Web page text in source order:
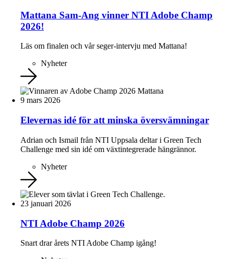
Mattana Sam-Ang vinner NTI Adobe Champ
2026!
Läs om finalen och vår seger-intervju med Mattana!
Nyheter
9 mars 2026
Elevernas idé för att minska översvämningar
Adrian och Ismail från NTI Uppsala deltar i Green Tech
Challenge med sin idé om växtintegrerade hängrännor.
Nyheter
23 januari 2026
NTI Adobe Champ 2026
Snart drar årets NTI Adobe Champ igång!